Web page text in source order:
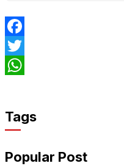
Facebook
Twitter
Tags
Popular Post